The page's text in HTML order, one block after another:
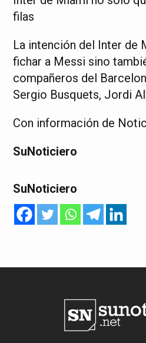
filas
La intención del Inter de
fichar a Messi sino
compañeros del
Sergio Busquets, Jordi
Con información de
SuNoticiero
SuNoticiero